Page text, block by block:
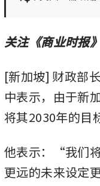
关注《商业时报
[新加坡] 财政部
中表示，由于新
将其2030年的目
他表示：“我们
更远的未来设定